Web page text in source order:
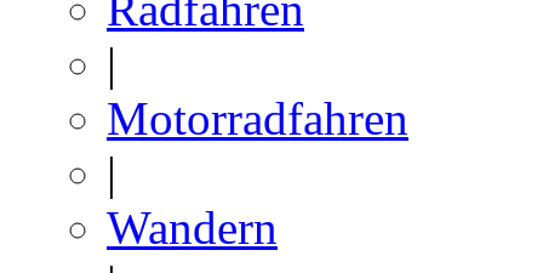
|
Motorradfahren
|
Wandern